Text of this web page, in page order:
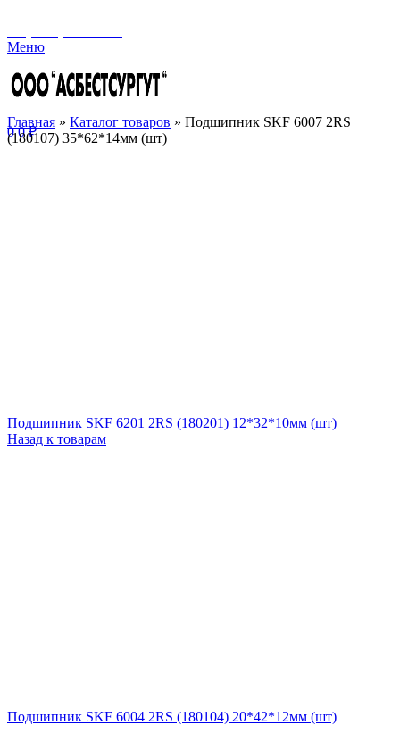
Меню
00₽
Главная » Каталог товаров » Подшипник SKF 6007 2RS
(180107) 35*62*14мм (шт)
Подшипник SKF 6201 2RS (180201) 12*32*10мм (шт)
Назад к товарам
Подшипник SKF 6004 2RS (180104) 20*42*12мм (шт)